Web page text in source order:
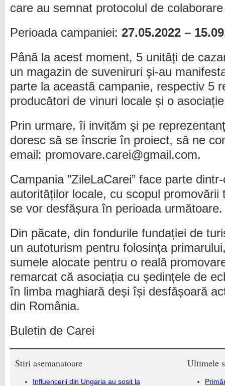
care au semnat protocolul de
Perioada campaniei: 27.05.2022 –
Până la acest moment, 5 unități de
un magazin de suveniruri şi-au
parte la această campanie, respectiv 5
producători de vinuri locale și o
Prin urmare, îi invităm şi pe
doresc să se înscrie în proiect, să ne
email: promovare.carei@gmail.com.
Campania ”ZileLaCarei” face parte
autorităților locale, cu scopul promovării
se vor desfășura în perioada următoare.
Din păcate, din fondurile fundației de
un autoturism pentru folosința
sumele alocate pentru o reală
remarcat că asociația cu ședințele de
în limba maghiară deși își desfășoară
din România.
Buletin de Carei
Stiri asemanatoare
Influencerii din Ungaria au sosit la
Ultimele